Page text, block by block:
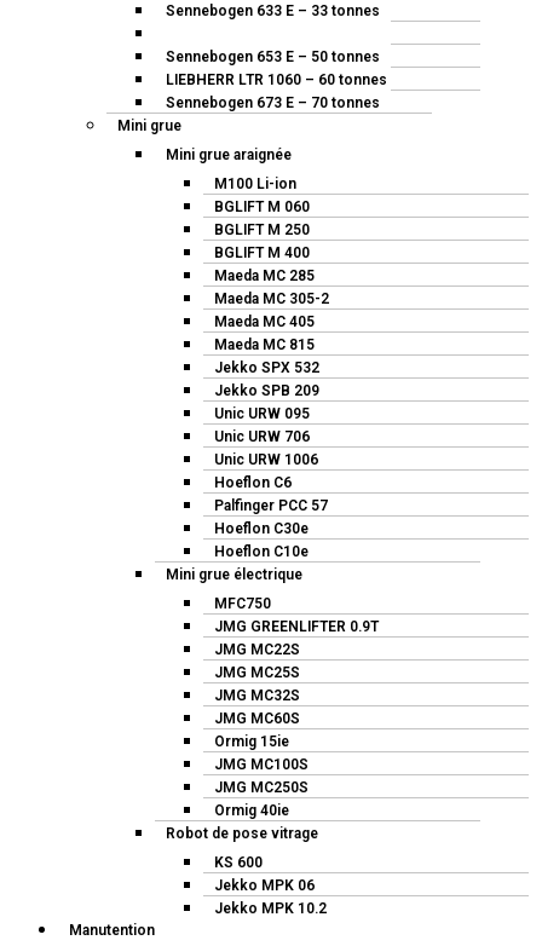
Sennebogen 633 E – 33 tonnes
Sennebogen 653 E – 50 tonnes
LIEBHERR LTR 1060 – 60 tonnes
Sennebogen 673 E – 70 tonnes
Mini grue
Mini grue araignée
M100 Li-ion
BGLIFT M 060
BGLIFT M 250
BGLIFT M 400
Maeda MC 285
Maeda MC 305-2
Maeda MC 405
Maeda MC 815
Jekko SPX 532
Jekko SPB 209
Unic URW 095
Unic URW 706
Unic URW 1006
Hoeflon C6
Palfinger PCC 57
Hoeflon C30e
Hoeflon C10e
Mini grue électrique
MFC750
JMG GREENLIFTER 0.9T
JMG MC22S
JMG MC25S
JMG MC32S
JMG MC60S
Ormig 15ie
JMG MC100S
JMG MC250S
Ormig 40ie
Robot de pose vitrage
KS 600
Jekko MPK 06
Jekko MPK 10.2
Manutention